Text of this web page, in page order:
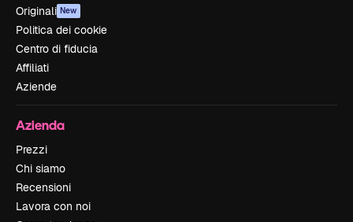
Originali New
Politica dei cookie
Centro di fiducia
Affiliati
Aziende
Azienda
Prezzi
Chi siamo
Recensioni
Lavora con noi